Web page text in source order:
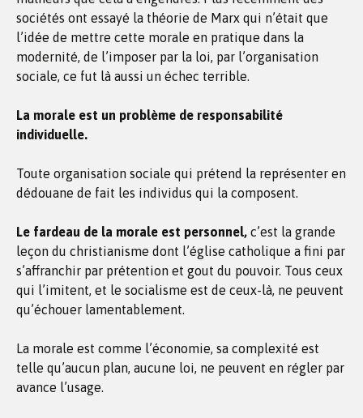
sociétés ont essayé la théorie de Marx qui n’était que
l’idée de mettre cette morale en pratique dans la
modernité, de l’imposer par la loi, par l’organisation
sociale, ce fut là aussi un échec terrible.
La morale est un problème de responsabilité
individuelle.
Toute organisation sociale qui prétend la représenter en
dédouane de fait les individus qui la composent.
Le fardeau de la morale est personnel, c’est la grande
leçon du christianisme dont l’église catholique a fini par
s’affranchir par prétention et gout du pouvoir. Tous ceux
qui l’imitent, et le socialisme est de ceux-là, ne peuvent
qu’échouer lamentablement.
La morale est comme l’économie, sa complexité est
telle qu’aucun plan, aucune loi, ne peuvent en régler par
avance l’usage.